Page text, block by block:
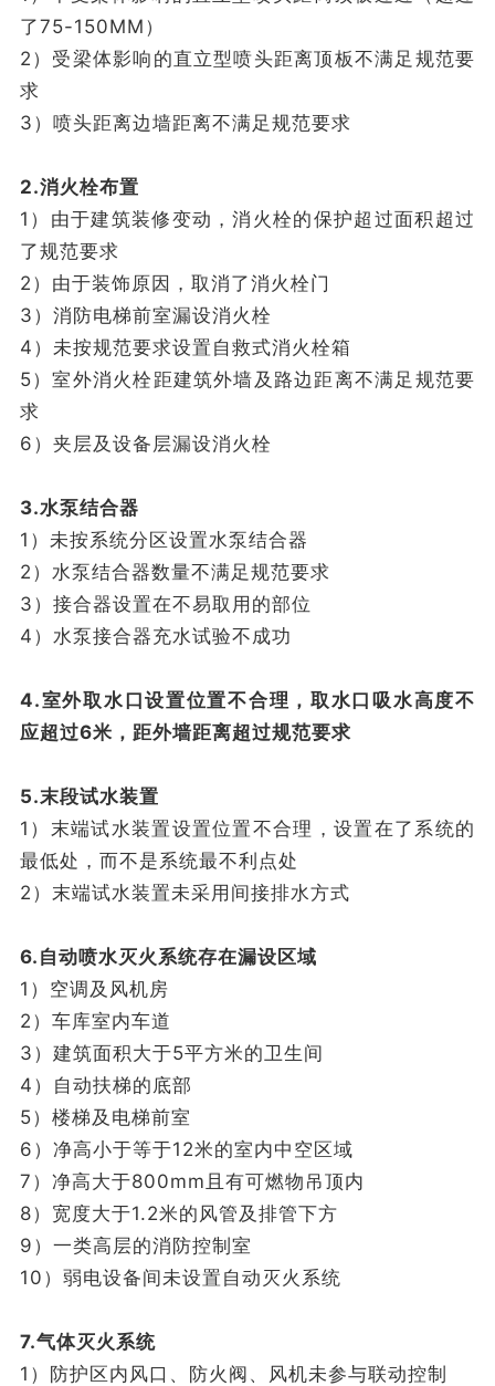
了75-150MM）
2）受梁体影响的直立型喷头距离顶板不满足规范要
求
3）喷头距离边墙距离不满足规范要求
2.消火栓布置
1）由于建筑装修变动，消火栓的保护超过面积超过
了规范要求
2）由于装饰原因，取消了消火栓门
3）消防电梯前室漏设消火栓
4）未按规范要求设置自救式消火栓箱
5）室外消火栓距建筑外墙及路边距离不满足规范要
求
6）夹层及设备层漏设消火栓
3.水泵结合器
1）未按系统分区设置水泵结合器
2）水泵结合器数量不满足规范要求
3）接合器设置在不易取用的部位
4）水泵接合器充水试验不成功
4.室外取水口设置位置不合理，取水口吸水高度不
应超过6米，距外墙距离超过规范要求
5.末段试水装置
1）末端试水装置设置位置不合理，设置在了系统的
最低处，而不是系统最不利点处
2）末端试水装置未采用间接排水方式
6.自动喷水灭火系统存在漏设区域
1）空调及风机房
2）车库室内车道
3）建筑面积大于5平方米的卫生间
4）自动扶梯的底部
5）楼梯及电梯前室
6）净高小于等于12米的室内中空区域
7）净高大于800mm且有可燃物吊顶内
8）宽度大于1.2米的风管及排管下方
9）一类高层的消防控制室
10）弱电设备间未设置自动灭火系统
7.气体灭火系统
1）防护区内风口、防火阀、风机未参与联动控制